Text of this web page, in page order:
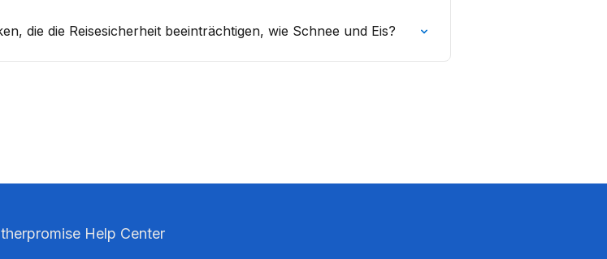
die die Reisesicherheit beeinträchtigen, wie Schnee und Eis?